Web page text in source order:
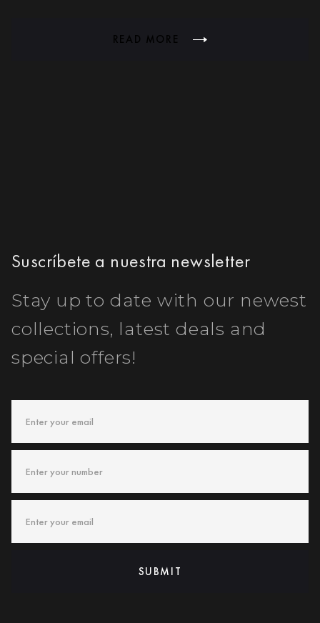
READ MORE
Suscríbete a nuestra newsletter
Stay up to date with our newest
collections, latest deals and
special offers!